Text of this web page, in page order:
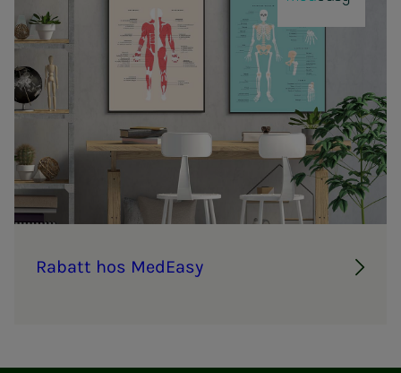
MedEasy
Ra­­­batt hos Med­­­Ea­­­sy